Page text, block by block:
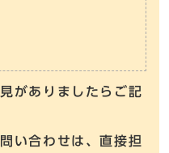
がありましたらご記
い合わせは、直接担